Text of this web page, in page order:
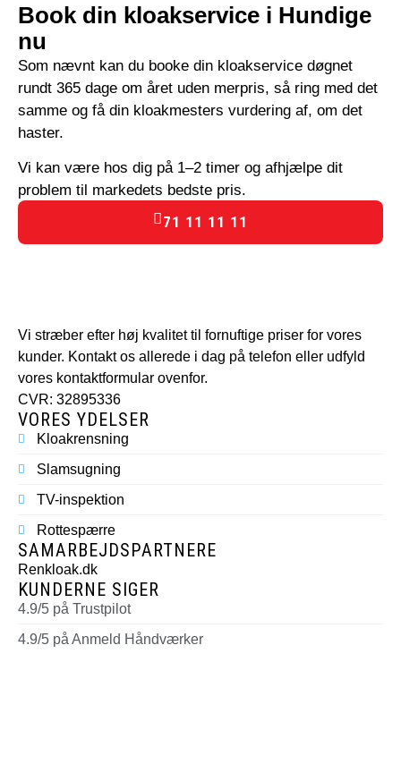
Book din kloakservice i Hundige
nu
Som nævnt kan du booke din kloakservice døgnet
rundt 365 dage om året uden merpris, så ring med det
samme og få din kloakmesters vurdering af, om det
haster.
Vi kan være hos dig på 1–2 timer og afhjælpe dit
problem til markedets bedste pris.
71 11 11 11
Vi stræber efter høj kvalitet til fornuftige priser for vores
kunder. Kontakt os allerede i dag på telefon eller udfyld
vores kontaktformular ovenfor.
CVR: 32895336
VORES YDELSER
Kloakrensning
Slamsugning
TV-inspektion
Rottespærre
SAMARBEJDSPARTNERE
Renkloak.dk
KUNDERNE SIGER
4.9/5 på Trustpilot
4.9/5 på Anmeld Håndværker